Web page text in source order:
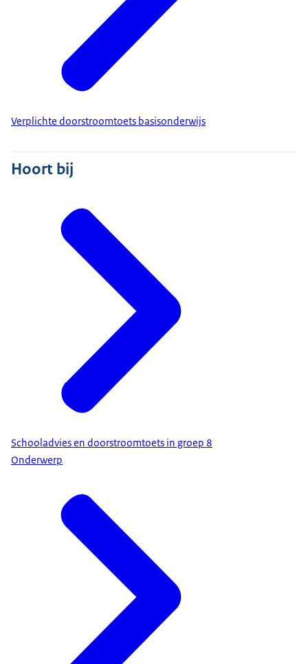
Verplichte doorstroomtoets basisonderwijs
Hoort bij
Schooladvies en doorstroomtoets in groep 8
Onderwerp